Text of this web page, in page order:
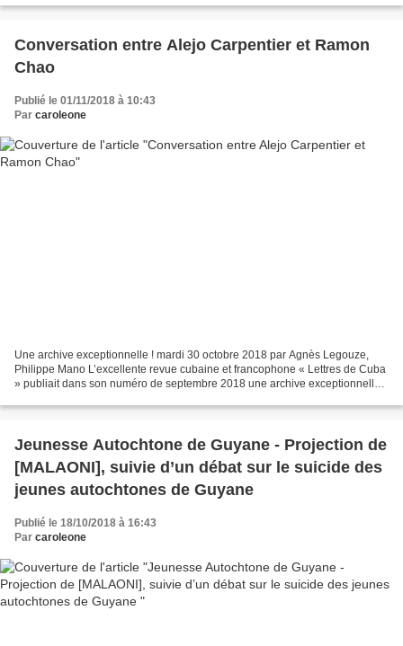
Conversation entre Alejo Carpentier et Ramon
Chao
Publié le 01/11/2018 à 10:43
Par caroleone
Une archive exceptionnelle ! mardi 30 octobre 2018 par Agnès Legouze,
Philippe Mano L’excellente revue cubaine et francophone « Lettres de Cuba
» publiait dans son numéro de septembre 2018 une archive exceptionnelle :
Jeunesse Autochtone de Guyane - Projection de
[MALAONI], suivie d’un débat sur le suicide des
jeunes autochtones de Guyane
Publié le 18/10/2018 à 16:43
Par caroleone